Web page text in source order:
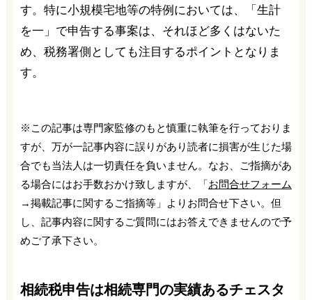
す。特に小規模宅地等の特例においては、「生計
を一」で申告する事案は、それほど多くはないた
め、税務署側としても注目するポイントとなりま
す。
※この記事は専門家監修のもと慎重に執筆を行っておりま
すが、万が一記事内容に誤りがあり読者に損害が生じた場
合でも当法人は一切責任を負いません。なお、ご指摘があ
る場合にはお手数おかけ致しますが、「お問合せフォーム
→掲載記事に関するご指摘等」よりお問合せ下さい。但
し、記事内容に関するご質問にはお答えできませんので予
めご了承下さい。
相続税申告は相続専門の実績あるチェスタ